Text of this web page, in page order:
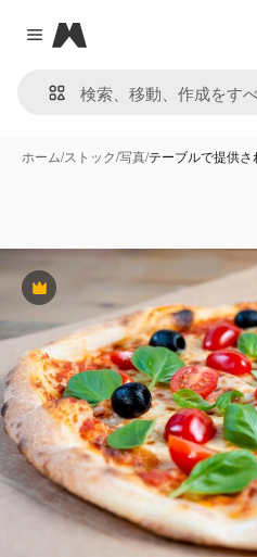
Close menu
Magnific
ホーム/ストック/写真/テーブルで提供
Premium